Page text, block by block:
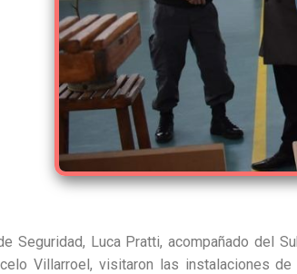
Seguridad, Luca Pratti, acompañado del
Villarroel, visitaron las instalaciones